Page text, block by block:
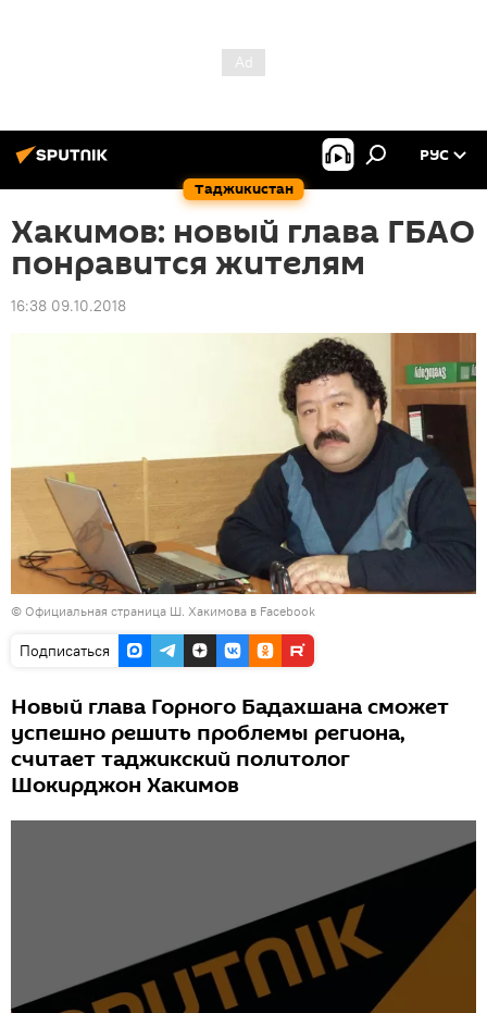
Таджикистан
РУС
Хакимов: новый глава ГБАО
понравится жителям
16:38 09.10.2018
© Официальная страница Ш. Хакимова в Facebook
Подписаться
Новый глава Горного Бадахшана сможет
успешно решить проблемы региона,
считает таджикский политолог
Шокирджон Хакимов